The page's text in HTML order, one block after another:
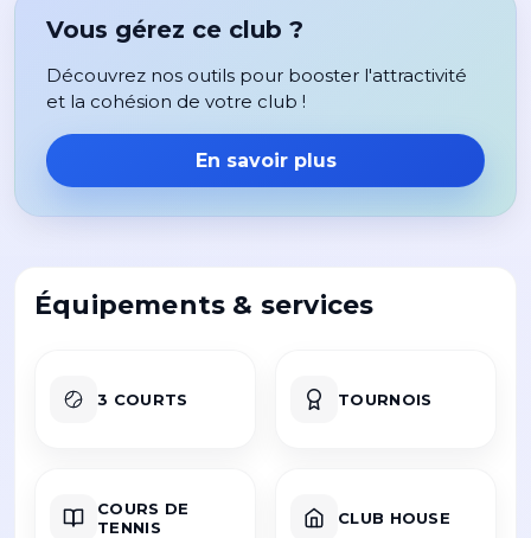
Vous gérez ce club ?
Découvrez nos outils pour booster l'attractivité
et la cohésion de votre club !
En savoir plus
Équipements & services
3 COURTS TOURNOIS
COURS DE
TENNIS
CLUB HOUSE